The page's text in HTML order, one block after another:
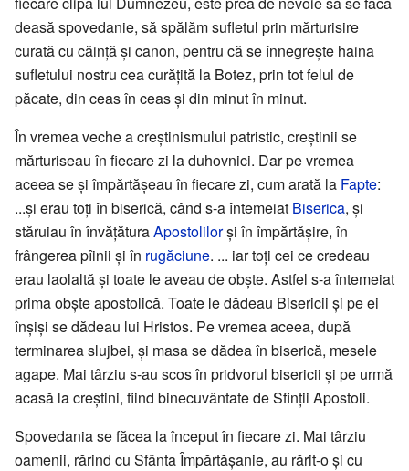
deasă spovedanie, să spălăm sufletul prin mărturisire
curată cu căință și canon, pentru că se înnegrește haina
sufletului nostru cea curățită la Botez, prin tot felul de
păcate, din ceas în ceas și din minut în minut.
În vremea veche a creștinismului patristic, creștinii se
mărturiseau în fiecare zi la duhovnici. Dar pe vremea
aceea se și împărtășeau în fiecare zi, cum arată la Fapte:
...și erau toți în biserică, când s-a întemeiat Biserica, și
stăruiau în învățăturaApostolilorși în împărtășire, în
frângerea pîinii și în rugăciune. ... iar toți cei ce credeau
erau laolaltă și toate le aveau de obște. Astfel s-a întemeiat
prima obște apostolică. Toate le dădeau Bisericii și pe ei
înșiși se dădeau lui Hristos. Pe vremea aceea, după
terminarea slujbei, și masa se dădea în biserică, mesele
agape. Mai târziu s-au scos în pridvorul bisericii și pe urmă
acasă la creștini, fiind binecuvântate de Sfinții Apostoli.
Spovedania se făcea la început în fiecare zi. Mai târziu
oamenii, rărind cu Sfânta Împărtășanie, au rărit-o și cu